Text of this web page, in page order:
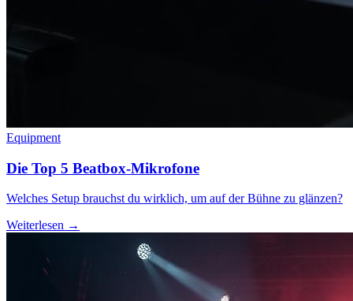
Equipment
Die Top 5 Beatbox-Mikrofone
Welches Setup brauchst du wirklich, um auf der Bühne zu glänzen?
Weiterlesen →